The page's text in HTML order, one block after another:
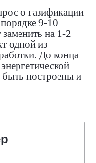
о газификации
9-10
на 1-2
одной из
До конца
построены и